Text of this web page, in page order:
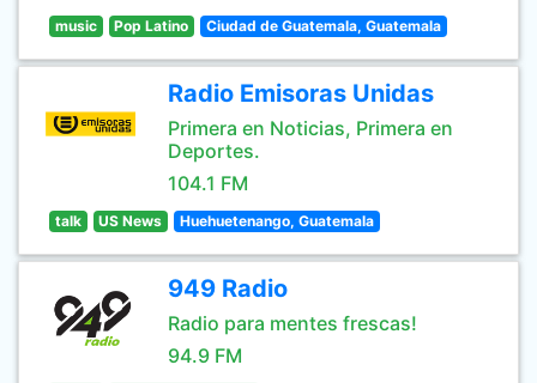
music Pop Latino Ciudad de Guatemala, Guatemala
Radio Emisoras Unidas
Primera en Noticias, Primera en
Deportes.
104.1 FM
talk US News Huehuetenango, Guatemala
949 Radio
Radio para mentes frescas!
94.9 FM